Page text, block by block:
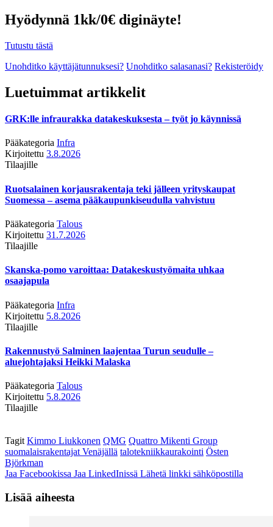
Hyödynnä 1kk/0€ diginäyte!
Tutustu tästä
Unohditko käyttäjätunnuksesi? Unohditko salasanasi? Rekisteröidy
Luetuimmat artikkelit
GRK:lle infraurakka datakeskuksesta – työt jo käynnissä
Pääkategoria Infra
Kirjoitettu 3.8.2026
Tilaajille
Ruotsalainen korjausrakentaja teki jälleen yrityskaupat
Suomessa – asema pääkaupunkiseudulla vahvistuu
Pääkategoria Talous
Kirjoitettu 31.7.2026
Tilaajille
Skanska-pomo varoittaa: Datakeskustyömaita uhkaa
osaajapula
Pääkategoria Infra
Kirjoitettu 5.8.2026
Tilaajille
Rakennustyö Salminen laajentaa Turun seudulle –
aluejohtajaksi Heikki Malaska
Pääkategoria Talous
Kirjoitettu 5.8.2026
Tilaajille
Tagit Kimmo Liukkonen QMG Quattro Mikenti Group
suomalaisrakentajat Venäjällä talotekniikkaurakointi Östen
Björkman
Jaa Facebookissa Jaa LinkedInissä Lähetä linkki sähköpostilla
Lisää aiheesta